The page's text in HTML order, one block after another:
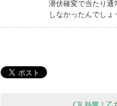
潜伏確変で当たり通
しなかったんでしょ